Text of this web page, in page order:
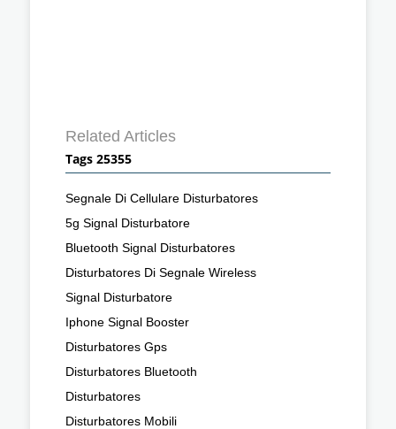
Related Articles
Tags 25355
Segnale Di Cellulare Disturbatores
5g Signal Disturbatore
Bluetooth Signal Disturbatores
Disturbatores Di Segnale Wireless
Signal Disturbatore
Iphone Signal Booster
Disturbatores Gps
Disturbatores Bluetooth
Disturbatores
Disturbatores Mobili